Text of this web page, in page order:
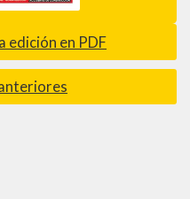
edición en PDF